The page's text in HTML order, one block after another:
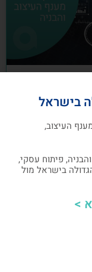
מענף
מפת דרכים
בישראל
העיצוב,
והבניה, פיתוח עסקי,
בישראל מול
>